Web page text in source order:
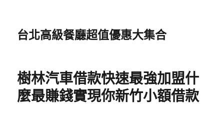
台北高級餐廳超值優惠大集合
樹林汽車借款快速最強加盟什
麼最賺錢實現你新竹小額借款